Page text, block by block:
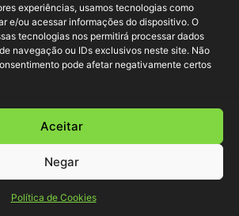
experiências, usamos tecnologias como
e/ou acessar informações do dispositivo. O
tecnologias nos permitirá processar dados
navegação ou IDs exclusivos neste site. Não
pode afetar negativamente certos
Aceitar
Negar
Política de Cookies
6 livros essenciais para quem
deseja aprender User Experience
© XP Educação 2022